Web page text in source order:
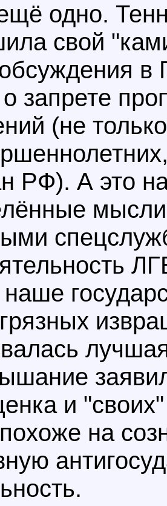
одно.
свой
в
о запрете
(не
РФ). А это
мысли
и
на